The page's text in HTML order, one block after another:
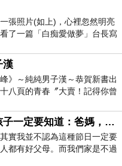
張照片(如上)，心裡忽然明亮
了一篇「白痴愛做夢」台長寫
時瘋狂愛上
漢
》～純純男子漢～恭賀新書出
八頁的青春〞大賣！記得你曾
好讚的圖^^感覺大家
出生即欠債？孩子一定要知道：爸媽，其實我不欠你們
實我並不認為這種節日一定要
都有好父母。而我們家是不過
儀式感，生活趨近冷